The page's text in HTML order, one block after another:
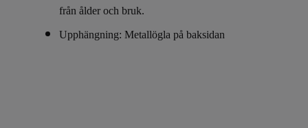
från ålder och bruk.
Upphängning: Metallögla på baksidan